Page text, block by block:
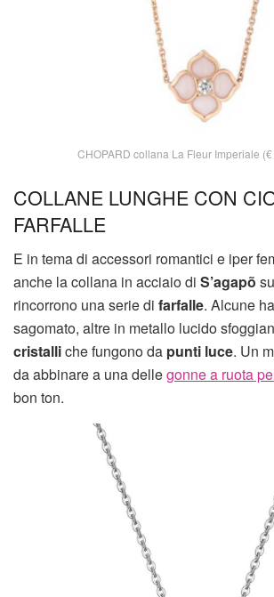
CHOPARD collana La Fleur Imperiale
COLLANE LUNGHE CON
FARFALLE
E in tema di accessori romantici e iper
anche la collana in acciaio di S’agapõ
rincorrono una serie di farfalle. Alcune
sagomato, altre in metallo lucido
cristalliche fungono da punti luce. Un
da abbinare a una dellegonne a ruota
bon ton.